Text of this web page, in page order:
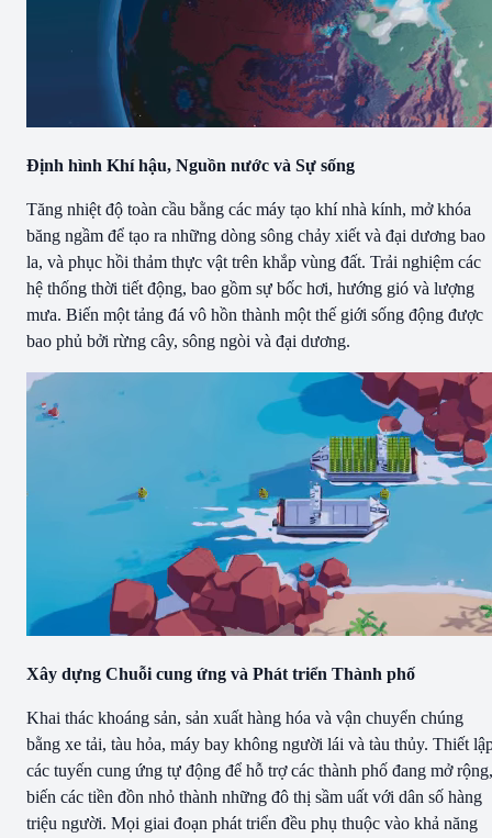
Định hình Khí hậu, Nguồn nước và Sự sống
Tăng nhiệt độ toàn cầu bằng các máy tạo khí nhà kính, mở khóa
băng ngầm để tạo ra những dòng sông chảy xiết và đại dương bao
la, và phục hồi thảm thực vật trên khắp vùng đất. Trải nghiệm các
hệ thống thời tiết động, bao gồm sự bốc hơi, hướng gió và lượng
mưa. Biến một tảng đá vô hồn thành một thế giới sống động được
bao phủ bởi rừng cây, sông ngòi và đại dương.
Xây dựng Chuỗi cung ứng và Phát triển Thành phố
Khai thác khoáng sản, sản xuất hàng hóa và vận chuyển chúng
bằng xe tải, tàu hỏa, máy bay không người lái và tàu thủy. Thiết
các tuyến cung ứng tự động để hỗ trợ các thành phố đang mở rộng,
biến các tiền đồn nhỏ thành những đô thị sầm uất với dân số hàng
triệu người. Mọi giai đoạn phát triển đều phụ thuộc vào khả năng